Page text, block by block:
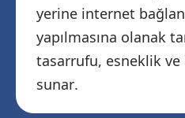
yerine internet
yapılmasına olanak
tasarrufu, esneklik
sunar.